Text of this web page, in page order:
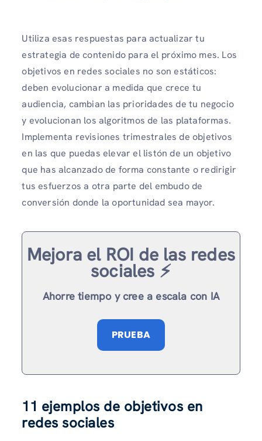
Utiliza esas respuestas para actualizar tu
estrategia de contenido para el próximo mes. Los
objetivos en redes sociales no son estáticos:
deben evolucionar a medida que crece tu
audiencia, cambian las prioridades de tu negocio
y evolucionan los algoritmos de las plataformas.
Implementa revisiones trimestrales de objetivos
en las que puedas elevar el listón de un objetivo
que has alcanzado de forma constante o redirigir
tus esfuerzos a otra parte del embudo de
conversión donde la oportunidad sea mayor.
Mejora el ROI de las redes
sociales ⚡️
Ahorre tiempo y cree a escala con IA
PRUEBA
11 ejemplos de objetivos en
redes sociales